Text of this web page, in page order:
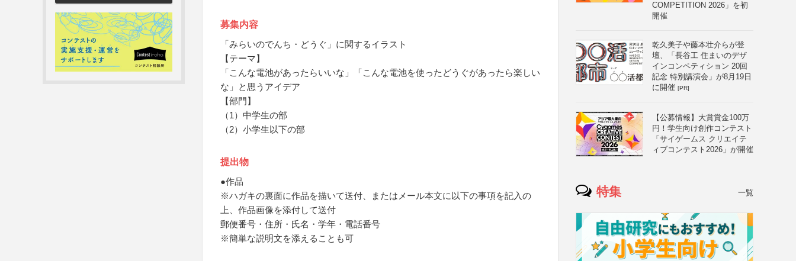
募集内容
「みらいのでんち・どうぐ」に関するイラスト
【テーマ】
「こんな電池があったらいいな」「こんな電池を使ったどうぐがあったら楽しい
な」と思うアイデア
【部門】
（1）中学生の部
（2）小学生以下の部
提出物
●作品
※ハガキの裏面に作品を描いて送付、またはメール本文に以下の事項を記入の
上、作品画像を添付して送付
郵便番号・住所・氏名・学年・電話番号
※簡単な説明文を添えることも可
COMPETITION 2026」を初
開催
乾久美子や藤本壮介らが登
壇、「長谷工 住まいのデザ
インコンペティション 20回
記念 特別講演会」が8月19日
に開催 [PR]
【公募情報】大賞賞金100万
円！学生向け創作コンテスト
「サイゲームス クリエイテ
ィブコンテスト2026」が開催
特集 一覧